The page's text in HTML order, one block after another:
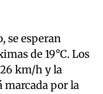
se esperan
de 19°C. Los
km/h y la
marcada por la